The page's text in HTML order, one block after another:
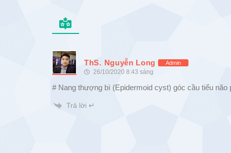
ThS. Nguyễn Long Admin
26/10/2020 8:43 sáng
# Nang thượng bì (Epidermoid cyst) góc cầu tiểu não
Trả lời ↵